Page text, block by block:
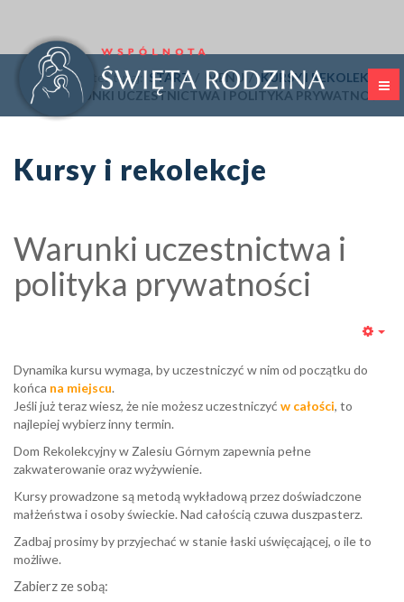
Jesteś tutaj:START MENU
KURSY I REKOLEKCJE
WARUNKI UCZESTNICTWA I POLITYKA PRYWATNOŚCI
Kursy i rekolekcje
Warunki uczestnictwa i
polityka prywatności
Dynamika kursu wymaga, by uczestniczyć w nim od początku do
końca na miejscu.
Jeśli już teraz wiesz, że nie możesz uczestniczyć w całości, to
najlepiej wybierz inny termin.
Dom Rekolekcyjny w Zalesiu Górnym zapewnia pełne
zakwaterowanie oraz wyżywienie.
Kursy prowadzone są metodą wykładową przez doświadczone
małżeństwa i osoby świeckie. Nad całością czuwa duszpasterz.
Zadbaj prosimy by przyjechać w stanie łaski uświęcającej, o ile to
możliwe.
Zabierz ze sobą: